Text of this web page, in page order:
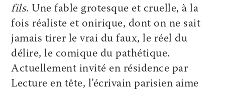
fils. Une fable grotesque et cruelle, à la
fois réaliste et onirique, dont on ne sait
jamais tirer le vrai du faux, le réel du
délire, le comique du pathétique.
Actuellement invité en résidence par
Lecture en tête, l’écrivain parisien aime